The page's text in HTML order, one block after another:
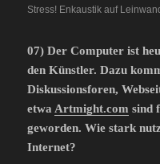
Stress! Enkaustik auf
07) Der Computer ist
den Künstler. Dazu
Diskussionsforen,
etwaArtmight.com sind
geworden. Wie stark
Internet?